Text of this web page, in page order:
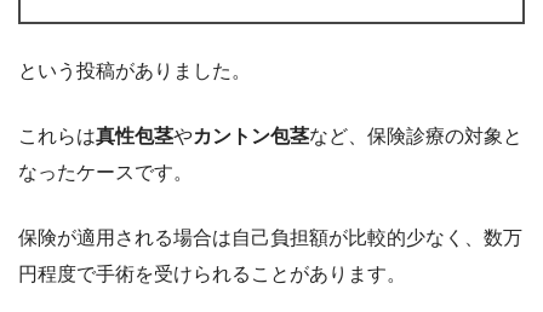
という投稿がありました。
これらは真性包茎やカントン包茎など、保険診療の対象と
なったケースです。
保険が適用される場合は自己負担額が比較的少なく、数万
円程度で手術を受けられることがあります。